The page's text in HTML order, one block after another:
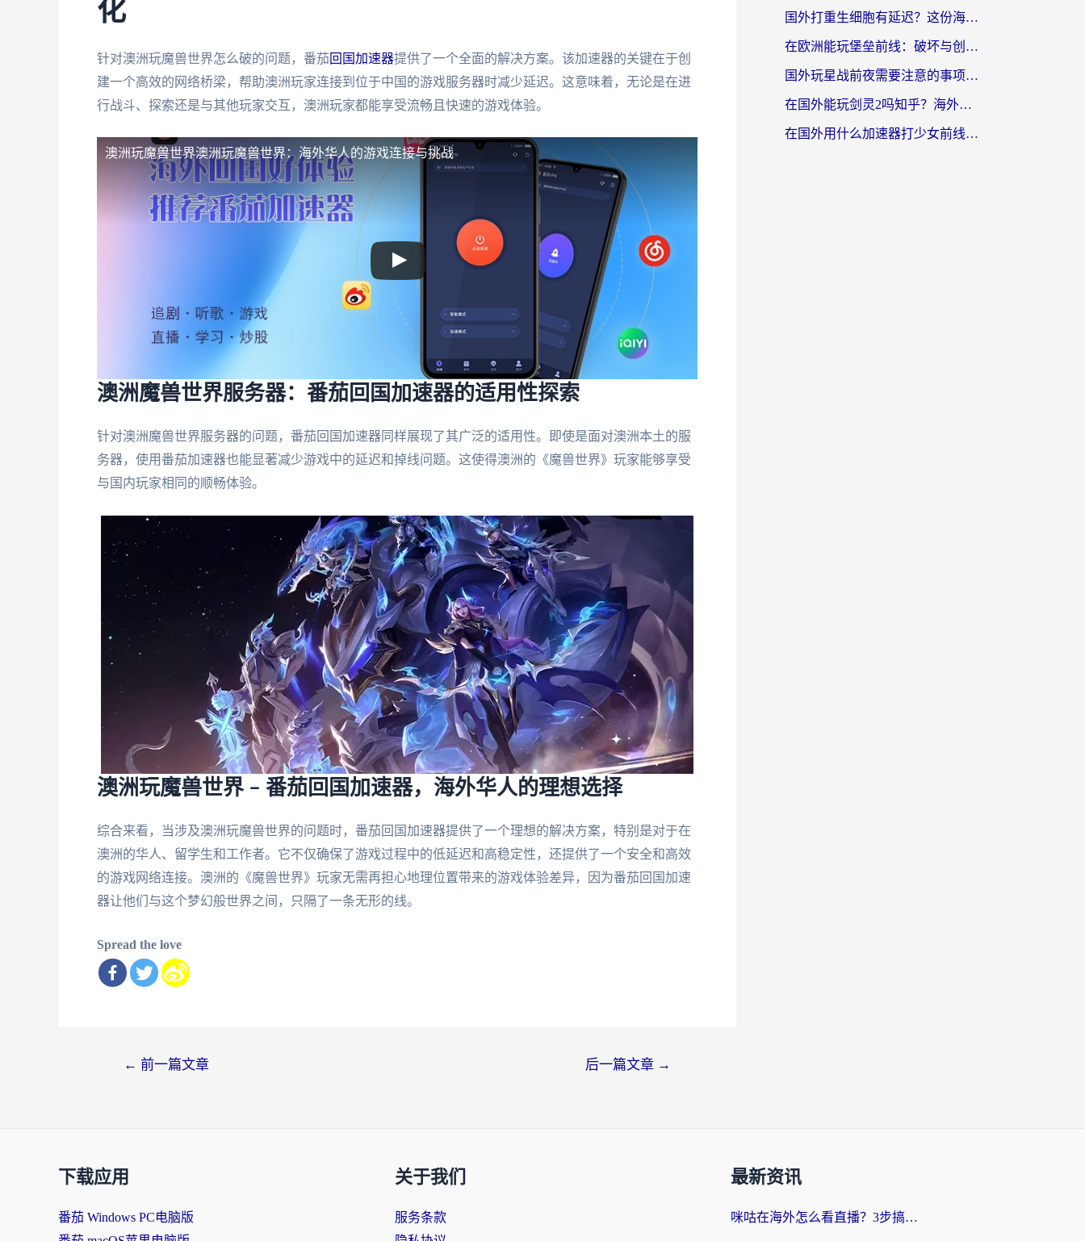
化
针对澳洲玩魔兽世界怎么破的问题，番茄回国加速器提供了一个全面的解决方案。该加速器的关键在于创
建一个高效的网络桥梁，帮助澳洲玩家连接到位于中国的游戏服务器时减少延迟。这意味着，无论是在进
行战斗、探索还是与其他玩家交互，澳洲玩家都能享受流畅且快速的游戏体验。
澳洲玩魔兽世界澳洲玩魔兽世界：海外华人的游戏连接与挑战
澳洲魔兽世界服务器：番茄回国加速器的适用性探索
针对澳洲魔兽世界服务器的问题，番茄回国加速器同样展现了其广泛的适用性。即使是面对澳洲本土的服
务器，使用番茄加速器也能显著减少游戏中的延迟和掉线问题。这使得澳洲的《魔兽世界》玩家能够享受
与国内玩家相同的顺畅体验。
澳洲玩魔兽世界 – 番茄回国加速器，海外华人的理想选择
综合来看，当涉及澳洲玩魔兽世界的问题时，番茄回国加速器提供了一个理想的解决方案，特别是对于在
澳洲的华人、留学生和工作者。它不仅确保了游戏过程中的低延迟和高稳定性，还提供了一个安全和高效
的游戏网络连接。澳洲的《魔兽世界》玩家无需再担心地理位置带来的游戏体验差异，因为番茄回国加速
器让他们与这个梦幻般世界之间，只隔了一条无形的线。
Spread the love
← 前一篇文章 后一篇文章 →
国外打重生细胞有延迟？这份海外畅玩国服游戏加速器终极指南请收好
在欧洲能玩堡垒前线：破坏与创造吗？海外党国服游戏不卡顿的秘密
国外玩星战前夜需要注意的事项：一份来自老玩家的网络生存指南
在国外能玩剑灵2吗知乎？海外党亲测有效的国服游戏加速指南
在国外用什么加速器打少女前线：云图计划不卡？一个老玩家的掏心分享
下载应用
番茄 Windows PC电脑版
关于我们
服务条款
最新资讯
咪咕在海外怎么看直播？3步搞定地域限制，还能畅看腾讯视频与国内热剧